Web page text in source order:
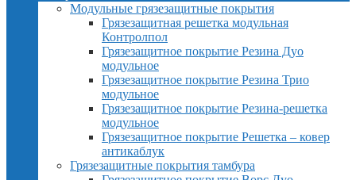
Модульные грязезащитные покрытия
Грязезащитная решетка модульная
Контролпол
Грязезащитное покрытие Резина Дуо
модульное
Грязезащитное покрытие Резина Трио
модульное
Грязезащитное покрытие Резина-решетка
модульное
Грязезащитное покрытие Решетка – ковер
антикаблук
Грязезащитные покрытия тамбура